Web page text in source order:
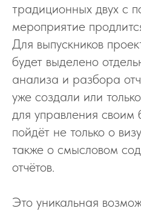
традиционных двух с
мероприятие
Для выпускников
будет выделено
анализа и разбора
уже создали или
для управления своим
пойдёт не только о
также о смысловом
отчётов.
Это уникальная